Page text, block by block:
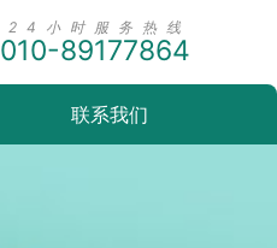
010-89177864
联系我们